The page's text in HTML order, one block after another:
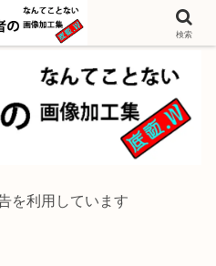
をイラスト風に加工するブログ
を利用しています
検索